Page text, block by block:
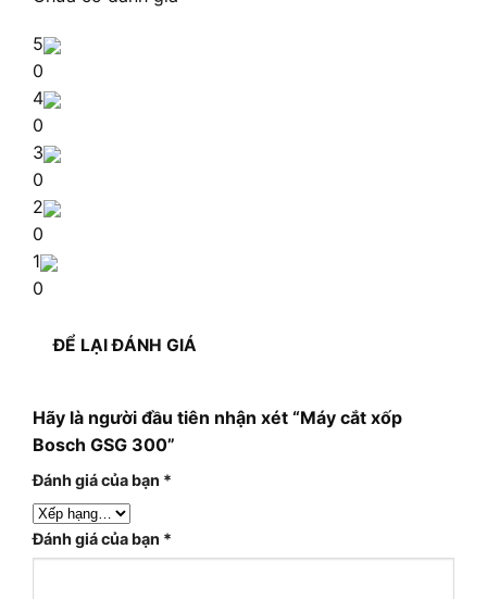
5
0
4
0
3
0
2
0
1
0
ĐỂ LẠI ĐÁNH GIÁ
Hãy là người đầu tiên nhận xét “Máy cắt xốp
Bosch GSG 300”
Đánh giá của bạn *
Đánh giá của bạn *